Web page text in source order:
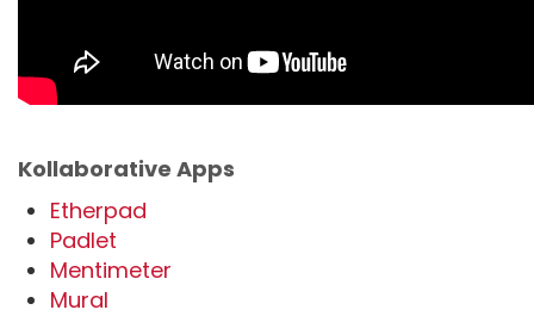
Kollaborative Apps
Etherpad
Padlet
Mentimeter
Mural